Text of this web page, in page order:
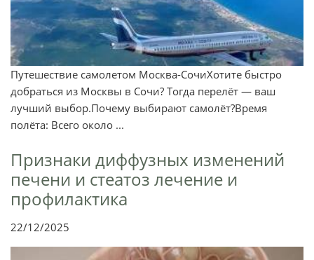
Путешествие самолетом Москва-СочиХотите быстро
добраться из Москвы в Сочи? Тогда перелёт — ваш
лучший выбор.Почему выбирают самолёт?Время
полёта: Всего около ...
Признаки диффузных изменений
печени и стеатоз лечение и
профилактика
22/12/2025